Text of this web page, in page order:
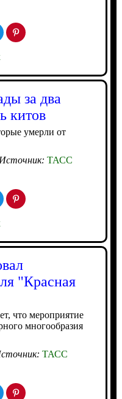
за два
китов
умерли от
Источник: ТАСС
"Красная
что мероприятие
многообразия
ТАСС